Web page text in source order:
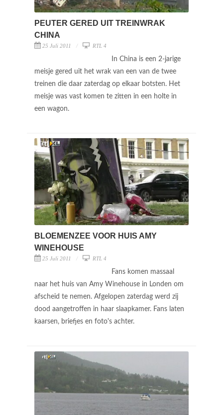
PEUTER GERED UIT TREINWRAK
CHINA
25 Juli 2011 RTL 4
In China is een 2-jarige
meisje gered uit het wrak van een van de twee
treinen die daar zaterdag op elkaar botsten. Het
meisje was vast komen te zitten in een holte in
een wagon.
BLOEMENZEE VOOR HUIS AMY
WINEHOUSE
25 Juli 2011 RTL 4
Fans komen massaal
naar het huis van Amy Winehouse in Londen om
afscheid te nemen. Afgelopen zaterdag werd zij
dood aangetroffen in haar slaapkamer. Fans laten
kaarsen, briefjes en foto's achter.